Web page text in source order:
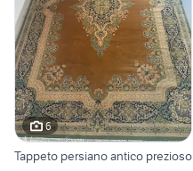
6
Tappeto persiano antico prezioso